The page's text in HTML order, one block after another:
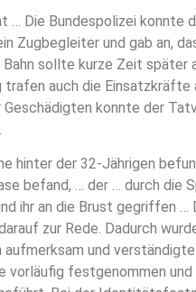
… Die Bundespolizei konnte
Zugbegleiter und gab an,
sollte kurze Zeit später
trafen auch die Einsatzkräfte
Geschädigten konnte der
hinter der 32-Jährigen
befand, … der … durch die
ihr an die Brust gegriffen …
zur Rede. Dadurch
aufmerksam und
vorläufig festgenommen und